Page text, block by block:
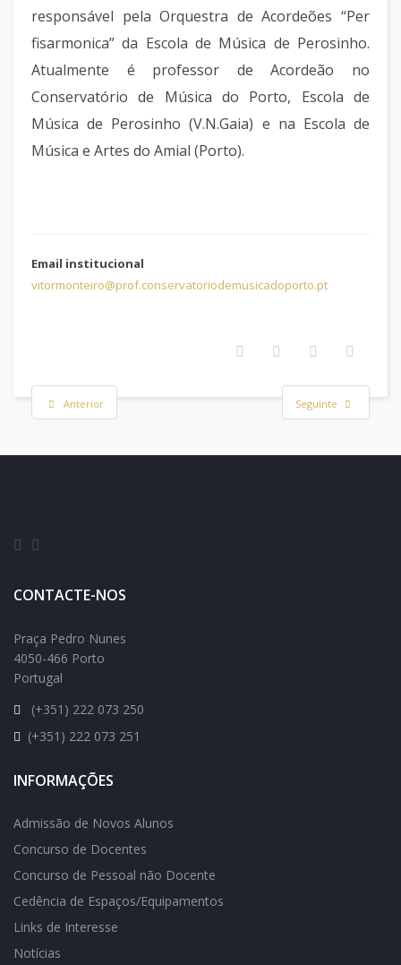
responsável pela Orquestra de Acordeões “Per
fisarmonica” da Escola de Música de Perosinho.
Atualmente é professor de Acordeão no
Conservatório de Música do Porto, Escola de
Música de Perosinho (V.N.Gaia) e na Escola de
Música e Artes do Amial (Porto).
Email institucional
vitormonteiro@prof.conservatoriodemusicadoporto.pt
Anterior Seguinte
CONTACTE-NOS
Praça Pedro Nunes
4050-466 Porto
Portugal
(+351) 222 073 250
(+351) 222 073 251
INFORMAÇÕES
Admissão de Novos Alunos
Concurso de Docentes
Concurso de Pessoal não Docente
Cedência de Espaços/Equipamentos
Links de Interesse
Notícias